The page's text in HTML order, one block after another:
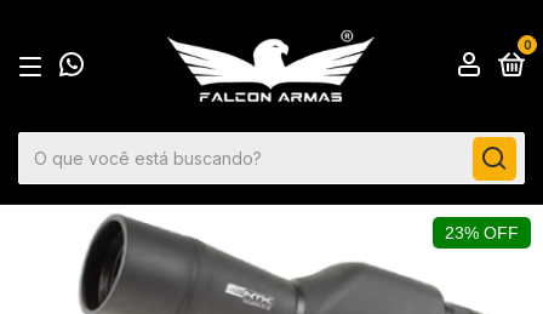
0
23% OFF